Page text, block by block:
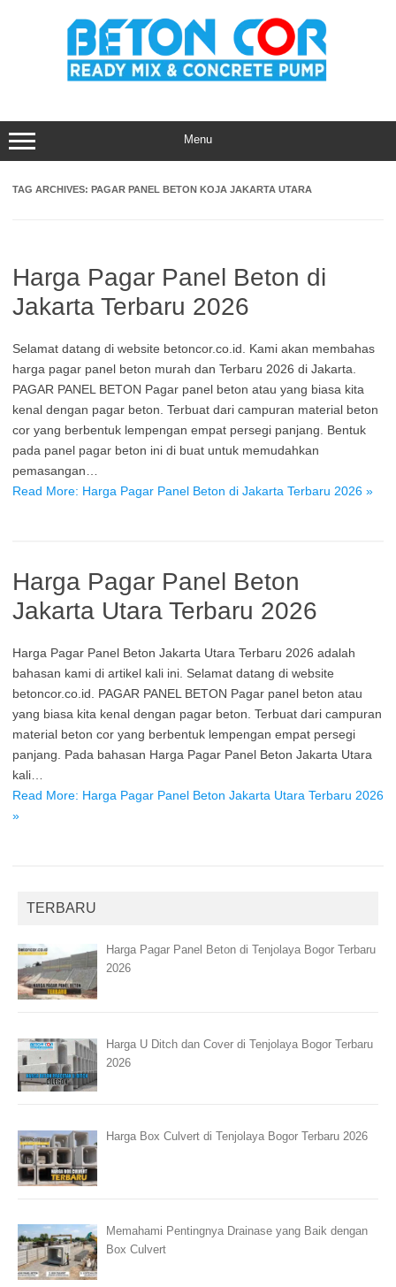
Menu
TAG ARCHIVES: PAGAR PANEL BETON KOJA JAKARTA UTARA
Harga Pagar Panel Beton di
Jakarta Terbaru 2026
Selamat datang di website betoncor.co.id. Kami akan membahas
harga pagar panel beton murah dan Terbaru 2026 di Jakarta.
PAGAR PANEL BETON Pagar panel beton atau yang biasa kita
kenal dengan pagar beton. Terbuat dari campuran material beton
cor yang berbentuk lempengan empat persegi panjang. Bentuk
pada panel pagar beton ini di buat untuk memudahkan
pemasangan…
Read More: Harga Pagar Panel Beton di Jakarta Terbaru 2026 »
Harga Pagar Panel Beton
Jakarta Utara Terbaru 2026
Harga Pagar Panel Beton Jakarta Utara Terbaru 2026 adalah
bahasan kami di artikel kali ini. Selamat datang di website
betoncor.co.id. PAGAR PANEL BETON Pagar panel beton atau
yang biasa kita kenal dengan pagar beton. Terbuat dari campuran
material beton cor yang berbentuk lempengan empat persegi
panjang. Pada bahasan Harga Pagar Panel Beton Jakarta Utara
kali…
Read More: Harga Pagar Panel Beton Jakarta Utara Terbaru 2026
»
TERBARU
Harga Pagar Panel Beton di Tenjolaya Bogor Terbaru
2026
Harga U Ditch dan Cover di Tenjolaya Bogor Terbaru
2026
Harga Box Culvert di Tenjolaya Bogor Terbaru 2026
Memahami Pentingnya Drainase yang Baik dengan
Box Culvert